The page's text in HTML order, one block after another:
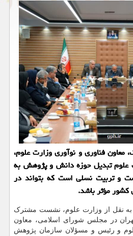
معاون فناوری و نوآوری وزارت علوم،
علوم تبدیل حوزه دانش و پژوهش به
و تربیت نسلی است که بتواند در
کشور مؤثر باشد.
به نقل از وزارت علوم، نشست مشترک
در مجلس شورای اسلامی، معاون
و رئیس و مسؤلان سازمان پژوهش